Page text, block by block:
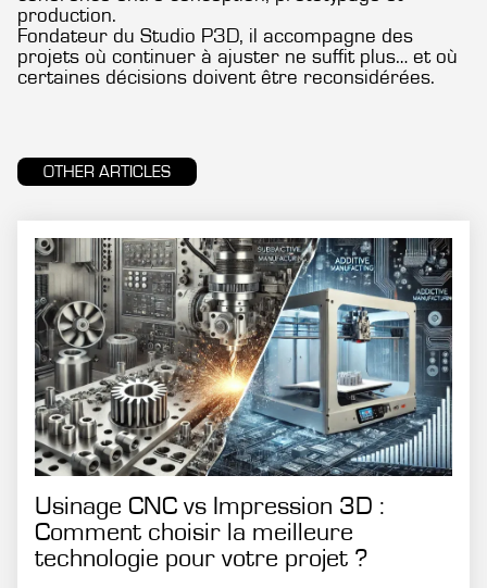
production.
Fondateur du Studio P3D, il accompagne des
projets où continuer à ajuster ne suffit plus… et où
certaines décisions doivent être reconsidérées.
OTHER ARTICLES
Usinage CNC vs Impression 3D :
Comment choisir la meilleure
technologie pour votre projet ?